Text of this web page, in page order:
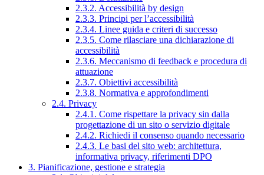
2.3.2. Accessibilità by design
2.3.3. Principi per l’accessibilità
2.3.4. Linee guida e criteri di successo
2.3.5. Come rilasciare una dichiarazione di
accessibilità
2.3.6. Meccanismo di feedback e procedura di
attuazione
2.3.7. Obiettivi accessibilità
2.3.8. Normativa e approfondimenti
2.4. Privacy
2.4.1. Come rispettare la privacy sin dalla
progettazione di un sito o servizio digitale
2.4.2. Richiedi il consenso quando necessario
2.4.3. Le basi del sito web: architettura,
informativa privacy, riferimenti DPO
3. Pianificazione, gestione e strategia